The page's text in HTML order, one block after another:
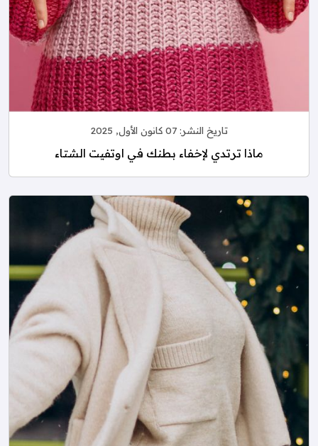
تاريخ النشر:07 كانون الأول, 2025
ماذا ترتدي لإخفاء بطنك في اوتفيت الشتاء